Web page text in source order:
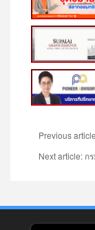
Previous
Next article: